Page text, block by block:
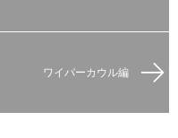
ワイパーカウル編